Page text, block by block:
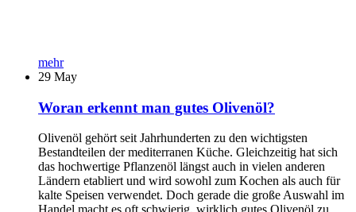
mehr
29 May
Woran erkennt man gutes Olivenöl?
Olivenöl gehört seit Jahrhunderten zu den wichtigsten
Bestandteilen der mediterranen Küche. Gleichzeitig hat sich
das hochwertige Pflanzenöl längst auch in vielen anderen
Ländern etabliert und wird sowohl zum Kochen als auch für
kalte Speisen verwendet. Doch gerade die große Auswahl im